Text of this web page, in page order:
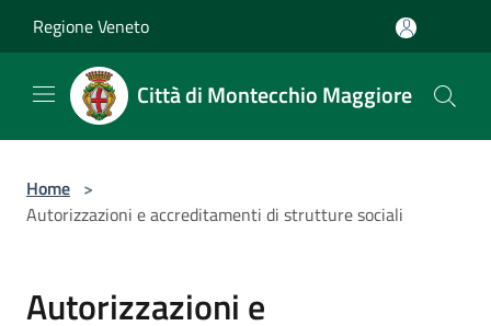
Regione Veneto
Città di Montecchio Maggiore
Home >
Autorizzazioni e accreditamenti di strutture sociali
Autorizzazioni e